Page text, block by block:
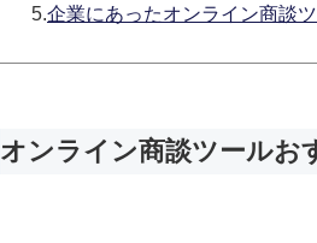
5.企業にあったオンライン商談
オンライン商談ツールお